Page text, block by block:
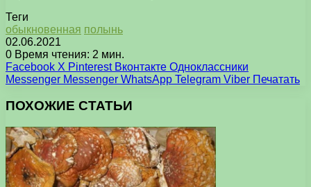
Теги
обыкновенная полынь
02.06.2021
0 Время чтения: 2 мин.
Facebook X Pinterest Вконтакте Одноклассники
Messenger Messenger WhatsApp Telegram Viber Печатать
ПОХОЖИЕ СТАТЬИ